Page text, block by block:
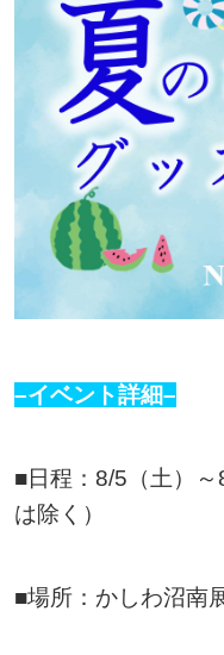
–イベント詳細–
■日程：8/5（土）
は除く）
■場所：かしわ沼南